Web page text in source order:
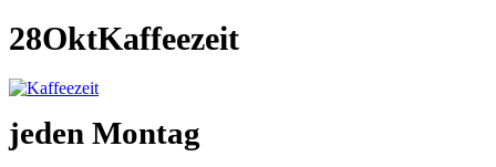
28OktKaffeezeit
jeden Montag